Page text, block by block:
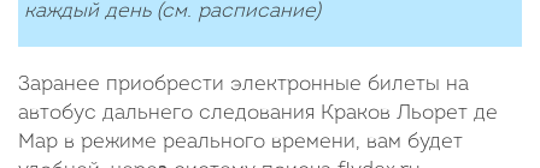
каждый день (см. расписание)
Заранее приобрести электронные билеты на
автобус дальнего следования Краков Льорет де
Мар в режиме реального времени, вам будет